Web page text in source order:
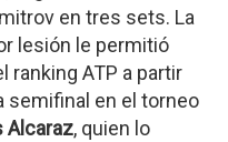
en tres sets. La
lesión le permitió
ranking ATP a partir
semifinal en el torneo
Alcaraz, quien lo